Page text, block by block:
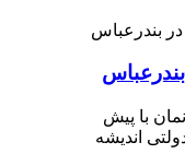
بندرعباس